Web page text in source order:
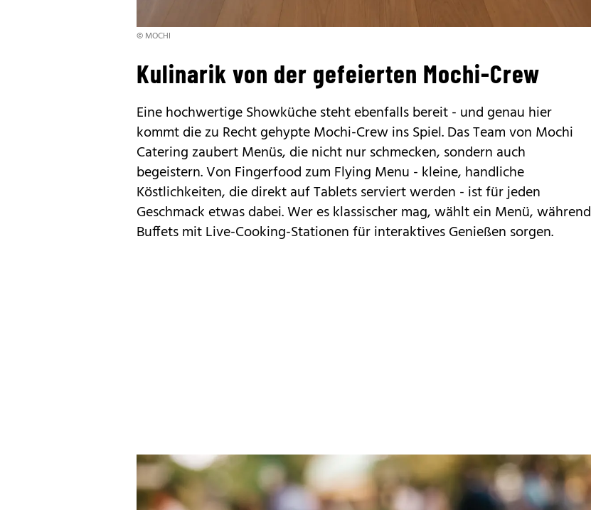
© MOCHI
Kulinarik von der gefeierten Mochi-Crew
Eine hochwertige Showküche steht ebenfalls bereit - und genau hier
kommt die zu Recht gehypte Mochi-Crew ins Spiel. Das Team von Mochi
Catering zaubert Menüs, die nicht nur schmecken, sondern auch
begeistern. Von Fingerfood zum Flying Menu - kleine, handliche
Köstlichkeiten, die direkt auf Tablets serviert werden - ist für jeden
Geschmack etwas dabei. Wer es klassischer mag, wählt ein Menü, während
Buffets mit Live-Cooking-Stationen für interaktives Genießen sorgen.